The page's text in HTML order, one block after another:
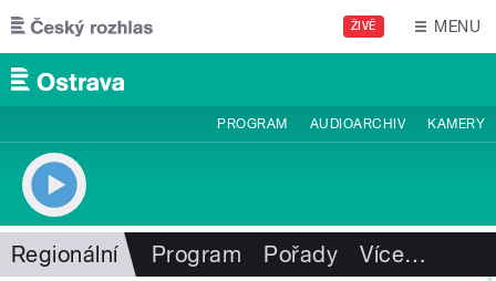
Přejít k hlavnímu obsahu
ŽIVĚ MENU
PROGRAM AUDIOARCHIV KAMERY
Regionální Program Pořady Více…